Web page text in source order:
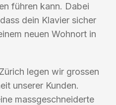
führen kann. Dabei
dein Klavier sicher
neuen Wohnort in
legen wir grossen
unserer Kunden.
massgeschneiderte